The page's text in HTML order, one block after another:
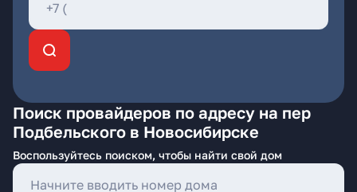
Поиск провайдеров по адресу на пер
Подбельского в Новосибирске
Воспользуйтесь поиском, чтобы найти свой дом